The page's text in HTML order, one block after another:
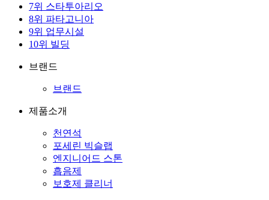
7위 스타투아리오
8위 파타고니아
9위 업무시설
10위 빌딩
브랜드
브랜드
제품소개
천연석
포세린 빅슬랩
엔지니어드 스톤
흡음제
보호제 클리너